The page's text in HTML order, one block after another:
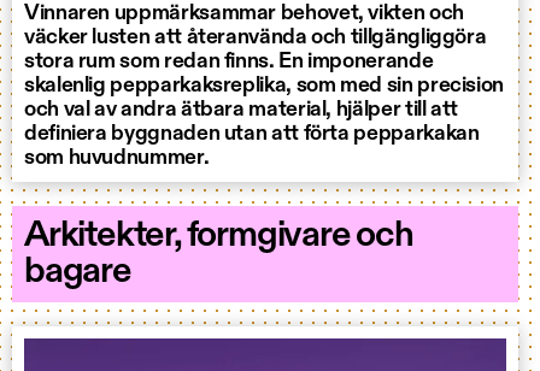
Vinnaren uppmärksammar behovet, vikten och
väcker lusten att återanvända och tillgängliggöra
stora rum som redan finns. En imponerande
skalenlig pepparkaksreplika, som med sin precision
och val av andra ätbara material, hjälper till att
definiera byggnaden utan att förta pepparkakan
som huvudnummer.
Arkitekter, formgivare och
bagare